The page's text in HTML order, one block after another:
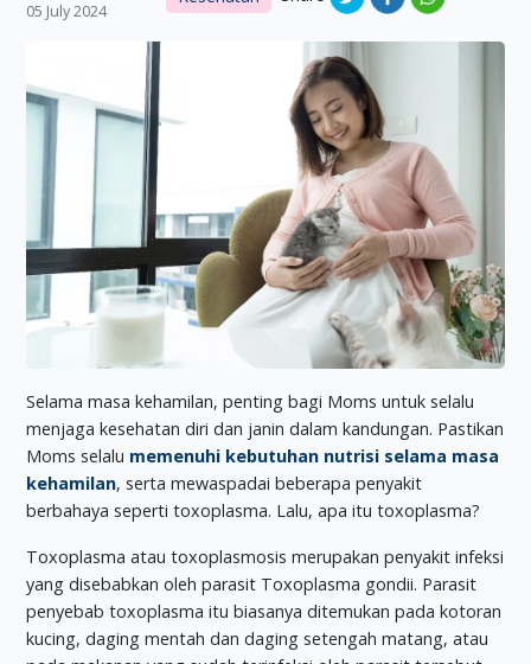
05 July 2024
Selama masa kehamilan, penting bagi Moms untuk selalu
menjaga kesehatan diri dan janin dalam kandungan. Pastikan
Moms selalu memenuhi kebutuhan nutrisi selama masa
kehamilan, serta mewaspadai beberapa penyakit
berbahaya seperti toxoplasma. Lalu, apa itu toxoplasma?
Toxoplasma atau toxoplasmosis merupakan penyakit infeksi
yang disebabkan oleh parasit Toxoplasma gondii. Parasit
penyebab toxoplasma itu biasanya ditemukan pada kotoran
kucing, daging mentah dan daging setengah matang, atau